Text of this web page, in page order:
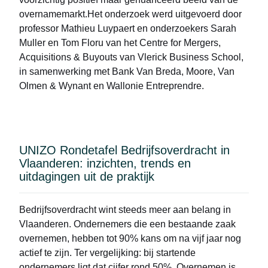
positionering rond versheid en actieve
ingrediënten. Aantrekkelijke overnamebasisDe
transactie biedt een kandidaat-overnemer toegang
tot een volledig ontwikkeld ecosysteem,
waaronder:circa 23 eigen formuleringen;21
volledige PIF-dossiers en CPNP-
voorraad;laboratoriumapparatuur;een bestaande
professionele klantenbasis.De onderneming wordt
momenteel zonder personeel geëxploiteerd,
inzicht kan structureren en opschalen. GroeiDe
onderneming bevindt zich op een interessant
kantelpunt: de jarenlange investering in
productontwikkeling en technische onderbouw is
0474/81.82.98Lorenzoperrone@skynet.be
overnamemarkt.Het onderzoek werd uitgevoerd door
professor Mathieu Luypaert en onderzoekers Sarah
Muller en Tom Floru van het Centre for Mergers,
Acquisitions & Buyouts van Vlerick Business School,
in samenwerking met Bank Van Breda, Moore, Van
Olmen & Wynant en Wallonie Entreprendre.
UNIZO Rondetafel Bedrijfsoverdracht in
Vlaanderen: inzichten, trends en
uitdagingen uit de praktijk
Bedrijfsoverdracht wint steeds meer aan belang in
Vlaanderen. Ondernemers die een bestaande zaak
overnemen, hebben tot 90% kans om na vijf jaar nog
actief te zijn. Ter vergelijking: bij startende